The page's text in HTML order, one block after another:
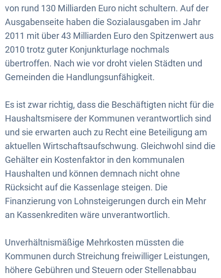
von rund 130 Milliarden Euro nicht schultern. Auf der
Ausgabenseite haben die Sozialausgaben im Jahr
2011 mit über 43 Milliarden Euro den Spitzenwert aus
2010 trotz guter Konjunkturlage nochmals
übertroffen. Nach wie vor droht vielen Städten und
Gemeinden die Handlungsunfähigkeit.
Es ist zwar richtig, dass die Beschäftigten nicht für die
Haushaltsmisere der Kommunen verantwortlich sind
und sie erwarten auch zu Recht eine Beteiligung am
aktuellen Wirtschaftsaufschwung. Gleichwohl sind die
Gehälter ein Kostenfaktor in den kommunalen
Haushalten und können demnach nicht ohne
Rücksicht auf die Kassenlage steigen. Die
Finanzierung von Lohnsteigerungen durch ein Mehr
an Kassenkrediten wäre unverantwortlich.
Unverhältnismäßige Mehrkosten müssten die
Kommunen durch Streichung freiwilliger Leistungen,
höhere Gebühren und Steuern oder Stellenabbau